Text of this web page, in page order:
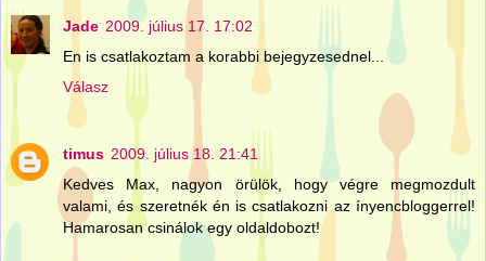
Jade 2009. július 17. 17:02
En is csatlakoztam a korabbi bejegyzesednel...
Válasz
timus 2009. július 18. 21:41
Kedves Max, nagyon örülök, hogy végre megmozdult
valami, és szeretnék én is csatlakozni az ínyencbloggerrel!
Hamarosan csinálok egy oldaldobozt!